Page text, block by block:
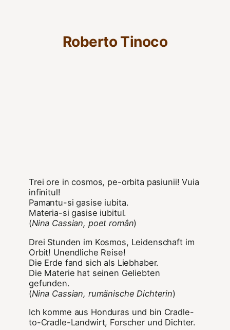
Roberto Tinoco
Trei ore in cosmos, pe-orbita pasiunii! Vuia
infinitul!
Pamantu-si gasise iubita.
Materia-si gasise iubitul.
(Nina Cassian, poet român)
Drei Stunden im Kosmos, Leidenschaft im
Orbit! Unendliche Reise!
Die Erde fand sich als Liebhaber.
Die Materie hat seinen Geliebten
gefunden.
(Nina Cassian, rumänische Dichterin)
Ich komme aus Honduras und bin Cradle-
to-Cradle-Landwirt, Forscher und Dichter.